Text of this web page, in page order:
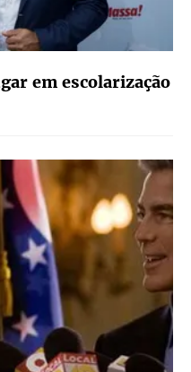
em escolarização